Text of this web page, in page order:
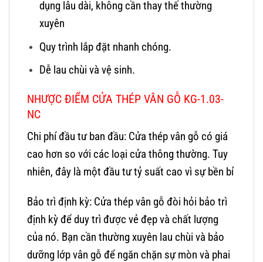
dụng lâu dài, không cần thay thế thường
xuyên
Quy trình lắp đặt nhanh chóng.
Dễ lau chùi và vệ sinh.
NHƯỢC ĐIỂM CỬA THÉP VÂN GỖ KG-1.03-
NC
Chi phí đầu tư ban đầu: Cửa thép vân gỗ có giá
cao hơn so với các loại cửa thông thường. Tuy
nhiên, đây là một đầu tư tỷ suất cao vì sự bền bỉ
Bảo trì định kỳ: Cửa thép vân gỗ đòi hỏi bảo trì
định kỳ để duy trì được vẻ đẹp và chất lượng
của nó. Bạn cần thường xuyên lau chùi và bảo
dưỡng lớp vân gỗ để ngăn chặn sự mòn và phai